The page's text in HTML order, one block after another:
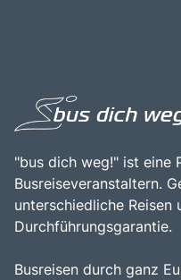
Gelegenheit, die
faszinierende
Gastfreundschaft der
Risnjak und den
Lovran, macht die
Kultur und Landschaft
"bus dich weg!" ist eine
Busreiseveranstaltern.
unterschiedliche Reisen
Durchführungsgarantie.
Busreisen durch ganz